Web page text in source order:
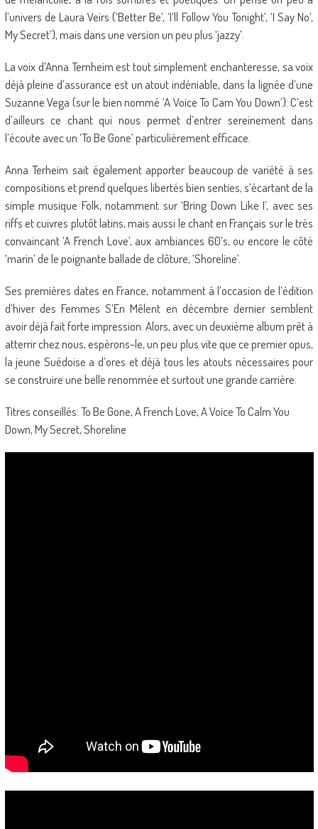
l’univers de Laura Veirs (‘Better Be’, ‘I’ll Follow You Tonight’, ‘I Say No’,
My Secret’), mais dans une version un peu plus ‘jazzy’.
La voix d’Anna Ternheim est tout simplement enchanteresse, sa voix
déjà pleine d’assurance est un atout indéniable, dans la lignée d’une
Suzanne Vega (sur le bien nommé ‘A Voice To Cam You Down’). C’est
d’ailleurs ce chant qui nous permet d’entrer sereinement dans
l’écoute avec un ‘To Be Gone’ particulièrement efficace.
Anna Terheim sait également apporter beaucoup de variété à ses
compositions et prend quelques libertés bien senties, s’écartant de la
simple musique Folk, notamment sur ‘Bring Down Like I’, avec ses
riffs et cuivres plutôt latins, mais aussi le chant en Français sur le très
convaincant ‘A French Love’, aux ambiances 60’s, ou encore le côté
‘marin’ de le poignante ballade de clôture, ‘Shoreline’.
Ses premières dates en France, notamment à l’occasion de l’édition
d’hiver des Femmes S’En Mêlent en décembre dernier semblent
avoir déjà fait forte impression. Alors, avec un deuxième album prêt à
atterrir chez nous, espérons-le, un peu plus vite que ce premier opus,
la jeune Suédoise a d’ores et déjà tous les atouts nécessaires pour
se construire une belle renommée et surtout une grande carrière.
Titres conseillés: To Be Gone, A French Love, A Voice To Calm You
Down, My Secret, Shoreline